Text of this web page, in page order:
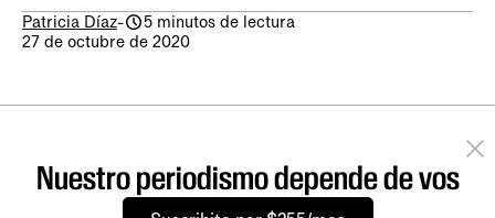
Patricia Díaz-
5 minutos de lectura
27 de octubre de 2020
Nuestro periodismo depende de vos